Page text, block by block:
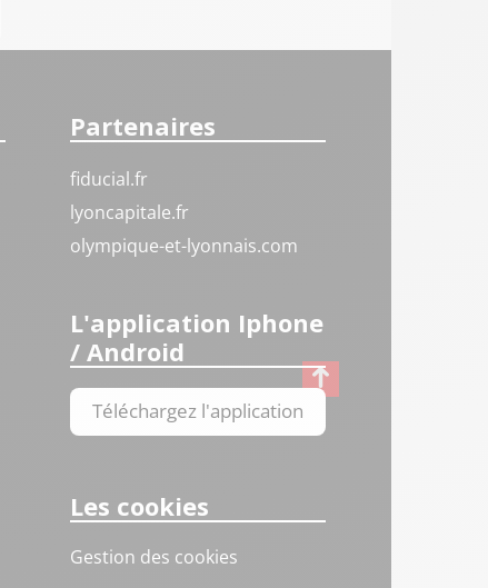
Partenaires
fiducial.fr
lyoncapitale.fr
olympique-et-lyonnais.com
L'application Iphone
/ Android
Téléchargez l'application
Les cookies
Gestion des cookies